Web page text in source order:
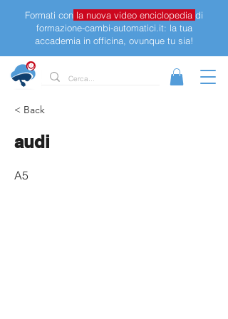
Formati con la nuova video enciclopedia di
formazione-cambi-automatici.it: la tua
accademia in officina, ovunque tu sia!
< Back
audi
A5